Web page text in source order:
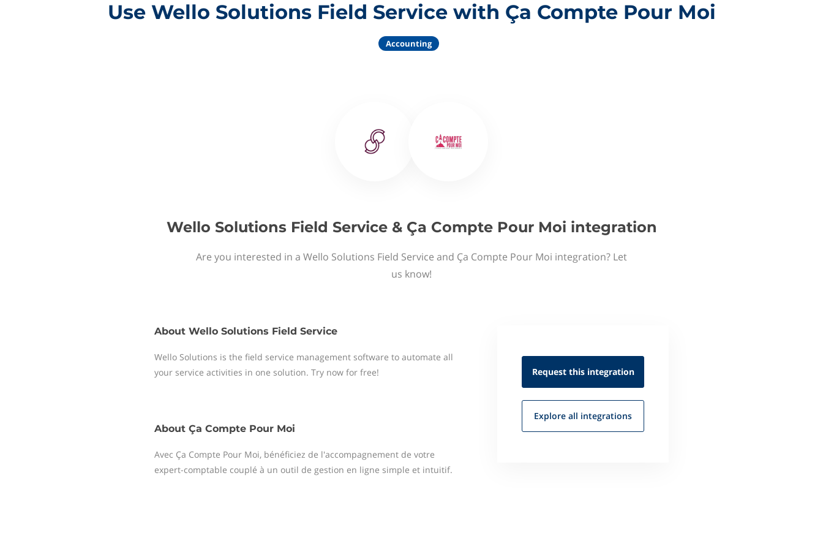
Use Wello Solutions Field Service with Ça Compte Pour Moi
Accounting
Wello Solutions Field Service & Ça Compte Pour Moi integration
Are you interested in a Wello Solutions Field Service and Ça Compte Pour Moi integration? Let
us know!
About Wello Solutions Field Service
Wello Solutions is the field service management software to automate all
your service activities in one solution. Try now for free!
About Ça Compte Pour Moi
Avec Ça Compte Pour Moi, bénéficiez de l'accompagnement de votre
expert-comptable couplé à un outil de gestion en ligne simple et intuitif.
Request this integration
Explore all integrations